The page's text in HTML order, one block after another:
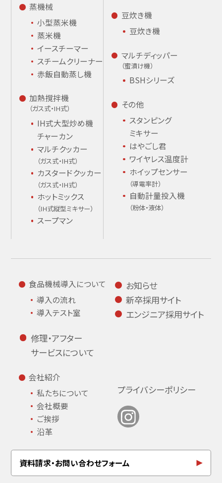
蒸機械
小型蒸米機
蒸米機
イースチーマー
スチームクリーナー
赤飯自動蒸し機
加熱撹拌機
（ガス式・IH式）
IH式大型炒め機
チャーカン
マルチクッカー
（ガス式・IH式）
カスタードクッカー
（ガス式・IH式）
ホットミックス
（IH式縦型ミキサー）
スープマン
豆炊き機
豆炊き機
マルチディッパー
（蜜漬け機）
BSHシリーズ
その他
スタンピング
ミキサー
はやごし君
ワイヤレス温度計
ホイップセンサー
（導電率計）
自動計量投入機
（粉体・液体）
食品機械導入について
導入の流れ
導入テスト室
修理・アフター
サービスについて
会社紹介
私たちについて
会社概要
ご挨拶
沿革
お知らせ
新卒採用サイト
エンジニア採用サイト
資料請求・お問い合わせフォーム
プライバシーポリシー